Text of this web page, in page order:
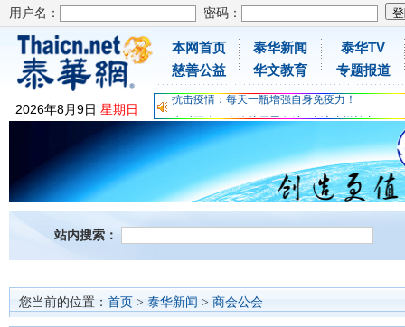
用户名： 密码：
2026年8月9日 星期日
本网首页
慈善公益
泰华新闻
华文教育
泰华TV
专题报道
为时不晚，人体胶原蛋白维C应该这样补充
关爱儿童健康，免费领取日本原装尤妮佳超立体
抗击疫情：每天一瓶增强自身免疫力！
为时不晚，人体胶原蛋白维C应该这样补充
关爱儿童健康，免费领取日本原装尤妮佳超立体
抗击疫情：每天一瓶增强自身免疫力！
站内搜索：
您当前的位置： 首页 > 泰华新闻 > 商会公会